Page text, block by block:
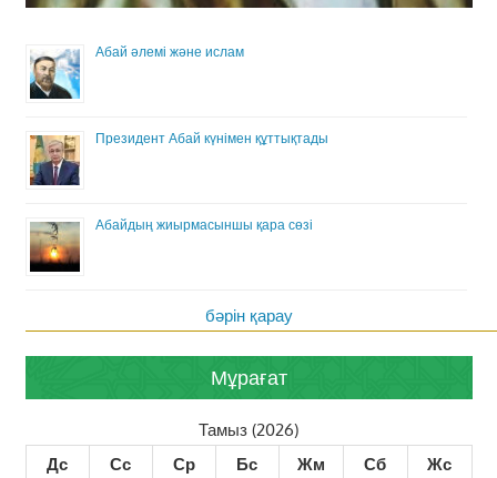
Абай әлемі және ислам
Президент Абай күнімен құттықтады
Абайдың жиырмасыншы қара сөзі
бәрін қарау
Мұрағат
Тамыз (2026)
Дс
Сс Ср Бс Жм Сб
Жс